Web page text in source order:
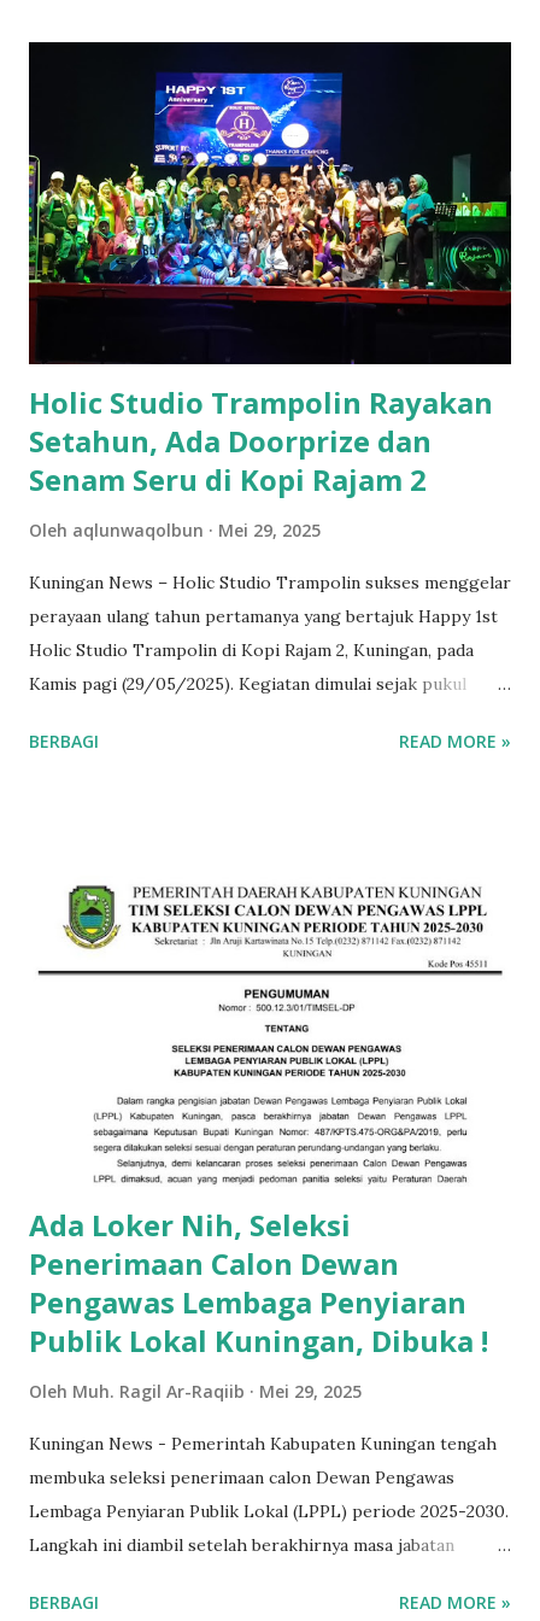
PP telah mengunjungi rumah Karman di Cigintung atas
permintaan keluarganya. Mereka berencana membawanya
ke rumah sakit di Plumbon untuk mendapatkan perawatan,
namun L tak terima dan melarikan diri. “Pas sebelum
kejadian pihak anggota pol PP ke rumahnya di Cigintung
itupun atas permintaan keluarganya rencananya mau di bawa
ke rumah sakit Plumbon tapi yang bersangkutan lari,
ternyata datang ke salah satu toserba di Jl. Siliwangi,” kala
dikonfirmasi ...
Holic Studio Trampolin Rayakan
Setahun, Ada Doorprize dan
Senam Seru di Kopi Rajam 2
Oleh aqlunwaqolbun Mei 29, 2025
Kuningan News – Holic Studio Trampolin sukses menggelar
perayaan ulang tahun pertamanya yang bertajuk Happy 1st
Holic Studio Trampolin di Kopi Rajam 2, Kuningan, pada
Kamis pagi (29/05/2025). Kegiatan dimulai sejak pukul
member, komunitas, serta masyarakat umum. Acara dibuka
suasana. Kegiatan tersebut tidak hanya menjadi momentum
syukuran, tetapi juga ajang mempererat silaturahmi antar
anggota komunitas sehat dan aktif di Kuningan. Owner
Holic Studio Trampolin, Cecep Abdul Kholik atau yang
akrab disapa Ceko, menyampaikan rasa terima kasih atas
antusiasme dan dukungan para pengunjung selama satu
juga untuk semua yang telah menjadi bagian dari perjalanan
Holic Studio. Kami ingin terus menghadirkan olahraga yang
menyena...
BERBAGI READ MORE »
Ada Loker Nih, Seleksi
Penerimaan Calon Dewan
Pengawas Lembaga Penyiaran
Publik Lokal Kuningan, Dibuka !
Oleh Muh. Ragil Ar-Raqiib Mei 29, 2025
Kuningan News - Pemerintah Kabupaten Kuningan tengah
membuka seleksi penerimaan calon Dewan Pengawas
Lembaga Penyiaran Publik Lokal (LPPL) periode 2025-2030.
Langkah ini diambil setelah berakhirnya masa jabatan
Keputusan Bupati Kuningan Nomor: 487/KPTS.475-
BERBAGI READ MORE »